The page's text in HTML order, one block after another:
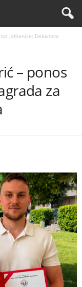
Jablanice: Dekanova
– ponos
za